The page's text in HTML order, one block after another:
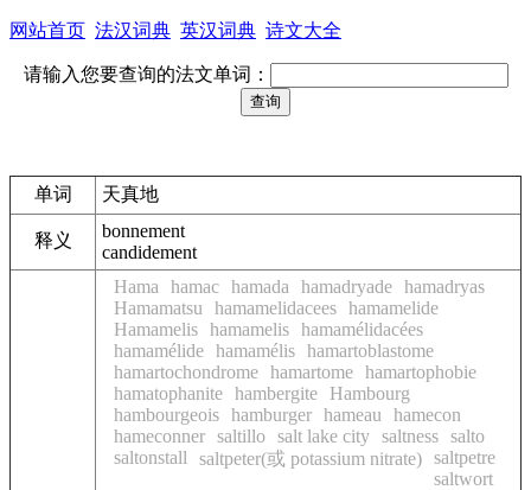
网站首页 法汉词典 英汉词典 诗文大全
请输入您要查询的法文单词：
单词 天真地
释义
bonnement
candidement
Hama hamac hamada hamadryade hamadryas
Hamamatsu
hamamelidacees hamamelide
Hamamelis hamamelis hamamélidacées
hamamélide hamamélis hamartoblastome
hamartochondrome hamartome hamartophobie
hamatophanite hambergite
Hambourg
hambourgeois hamburger hameau
hamecon
hameconner saltillo salt lake city saltness salto
saltonstall
saltpeter(或 potassium nitrate) saltpetre
saltwort